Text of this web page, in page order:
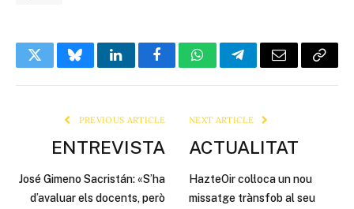
TwitterBlueskyLinkedInFacebookWhatsAppTelegramEmail Copy
PREVIOUS ARTICLE
ENTREVISTA
José Gimeno Sacristán: «S’ha
d’avaluar els docents, però
NEXT ARTICLE
ACTUALITAT
HazteOir col·loca un nou
missatge trànsfob al seu